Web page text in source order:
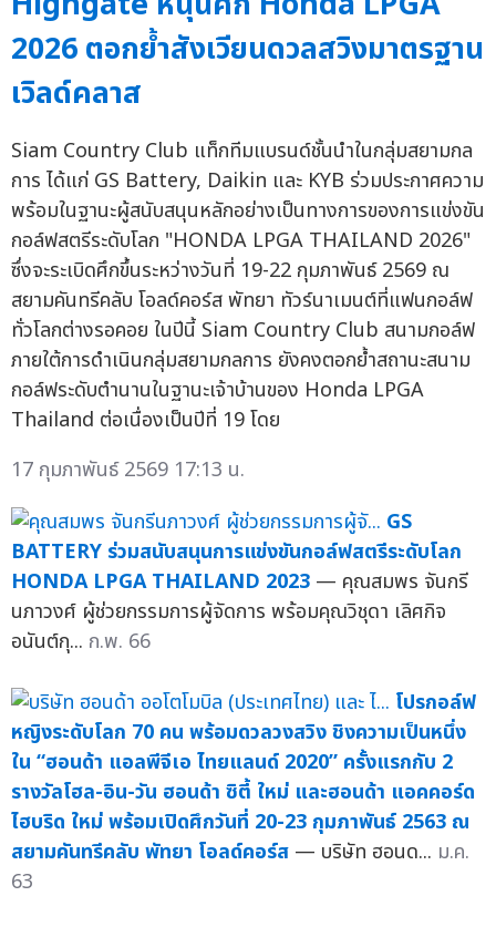
2026 ตอกย้ำสังเวียนดวลสวิงมาตรฐาน
เวิลด์คลาส
Siam Country Club แท็กทีมแบรนด์ชั้นนำในกลุ่มสยามกล
การ ได้แก่ GS Battery, Daikin และ KYB ร่วมประกาศความ
พร้อมในฐานะผู้สนับสนุนหลักอย่างเป็นทางการของการแข่งขัน
กอล์ฟสตรีระดับโลก "HONDA LPGA THAILAND 2026"
ซึ่งจะระเบิดศึกขึ้นระหว่างวันที่ 19-22 กุมภาพันธ์ 2569 ณ
สยามคันทรีคลับ โอลด์คอร์ส พัทยา ทัวร์นาเมนต์ที่แฟนกอล์ฟ
ทั่วโลกต่างรอคอย ในปีนี้ Siam Country Club สนามกอล์ฟ
ภายใต้การดำเนินกลุ่มสยามกลการ ยังคงตอกย้ำสถานะสนาม
กอล์ฟระดับตำนานในฐานะเจ้าบ้านของ Honda LPGA
Thailand ต่อเนื่องเป็นปีที่ 19 โดย
17 กุมภาพันธ์ 2569 17:13 น.
GS
BATTERY ร่วมสนับสนุนการแข่งขันกอล์ฟสตรีระดับโลก
HONDA LPGA THAILAND 2023 — คุณสมพร จันกรี
นภาวงศ์ ผู้ช่วยกรรมการผู้จัดการ พร้อมคุณวิชุดา เลิศกิจ
อนันต์กุ... ก.พ. 66
โปรกอล์ฟ
หญิงระดับโลก 70 คน พร้อมดวลวงสวิง ชิงความเป็นหนึ่ง
ใน “ฮอนด้า แอลพีจีเอ ไทยแลนด์ 2020” ครั้งแรกกับ 2
รางวัลโฮล-อิน-วัน ฮอนด้า ซิตี้ ใหม่ และฮอนด้า แอคคอร์ด
ไฮบริด ใหม่ พร้อมเปิดศึกวันที่ 20-23 กุมภาพันธ์ 2563 ณ
สยามคันทรีคลับ พัทยา โอลด์คอร์ส — บริษัท ฮอนด... ม.ค.
63